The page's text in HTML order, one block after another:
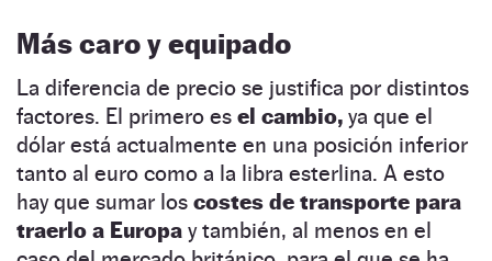
Más caro y equipado
La diferencia de precio se justifica por distintos
factores. El primero es el cambio, ya que el
dólar está actualmente en una posición inferior
tanto al euro como a la libra esterlina. A esto
hay que sumar los costes de transporte para
traerlo a Europa y también, al menos en el